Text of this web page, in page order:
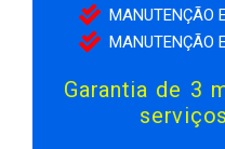
MANUTENÇÃO
MANUTENÇÃO
Garantia de 3